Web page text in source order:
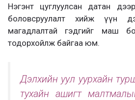
Нэгэнт цуглуулсан датан
боловсруулалт хийж үүн
магадлалтай гэдгийг маш
тодорхойлж байгаа юм.
Дэлхийн уул уурхайн
тухайн ашигт